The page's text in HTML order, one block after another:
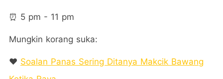
⏰ 5 pm - 11 pm
Mungkin korang suka:
❤️ Soalan Panas Sering Ditanya Makcik Bawang